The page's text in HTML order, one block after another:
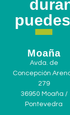
Moaña
Avda. de
Concepción
279
36950 Moaña /
Pontevedra